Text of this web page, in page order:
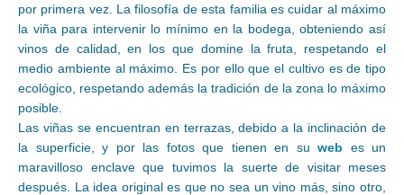
por primera vez. La filosofía de esta familia es cuidar al máximo
la viña para intervenir lo mínimo en la bodega, obteniendo así
vinos de calidad, en los que domine la fruta, respetando el
medio ambiente al máximo. Es por ello que el cultivo es de tipo
ecológico, respetando además la tradición de la zona lo máximo
posible.
Las viñas se encuentran en terrazas, debido a la inclinación de
la superficie, y por las fotos que tienen en su web es un
maravilloso enclave que tuvimos la suerte de visitar meses
después. La idea original es que no sea un vino más, sino otro,